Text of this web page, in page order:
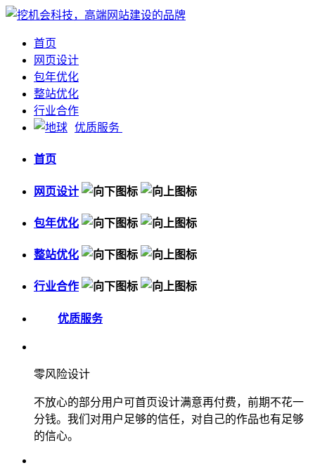
首页
网页设计
包年优化
整站优化
行业合作
优质服务
首页
网页设计
包年优化
整站优化
行业合作
优质服务
零风险设计
不放心的部分用户可首页设计满意再付费，前期不花一
分钱。我们对用户足够的信任，对自己的作品也有足够
的信心。